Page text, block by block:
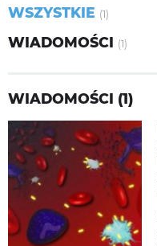
WSZYSTKIE (1)
WIADOMOŚCI (1)
WIADOMOŚCI (1)